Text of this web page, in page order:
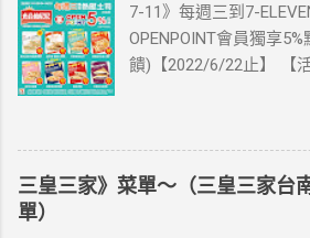
來超商買省錢又方便💰 ·
這邊 【點我看好康優惠
【點我觀看教學】 📲 全
澳、美國、菲律賓、歐
通有 📲 立即取卡免等
通不怕過期 🧳 一人買兩
由~~eSIM吃到飽買一
7-11》每週三到7-
OPENPOINT會員獨享
饋)【2022/6/22止】 【
111/5/4~6/22 每週三到
饋) 【販售門市查詢】
https://
三皇三家》菜單～（三皇三家台
單）